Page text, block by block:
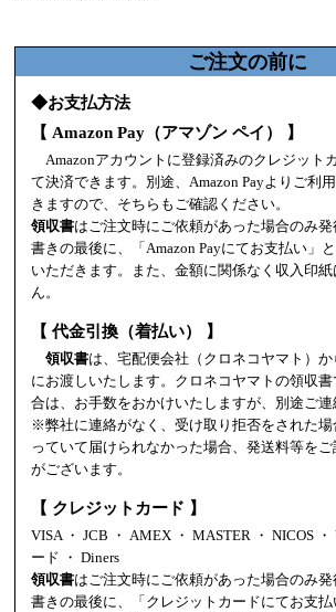
ご注文の前に
◆お支払方法
【 Amazon Pay（アマゾン ペイ） 】
Amazonアカウントに登録済みのクレジット
て決済できます。別途、Amazon Payよりご利
きますので、そちらもご確認ください。
領収書はご注文時にご依頼があった場合のみ
書きの最後に、「Amazon Payにてお支払い」
いただきます。また、金額に関係なく収入印
ん。
【 代金引換（着払い） 】
領収書は、宅配便会社（クロネコヤマト）
にお渡しいたします。クロネコヤマトの領収
合は、お手数をおかけいたしますが、別途ご連
※弊社に連絡がなく、受け取り拒否をされた
っていて届けられなかった場合、発送料等を
がございます。
【 クレジットカード 】
VISA ・ JCB ・ AMEX ・ MASTER ・ NICOS ・
ード ・ Diners
領収書はご注文時にご依頼があった場合のみ
書きの最後に、「クレジットカードにてお支